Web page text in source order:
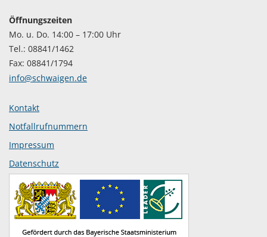
Öffnungszeiten
Mo. u. Do. 14:00 – 17:00 Uhr
Tel.: 08841/1462
Fax: 08841/1794
info@schwaigen.de
Kontakt
Notfallrufnummern
Impressum
Datenschutz